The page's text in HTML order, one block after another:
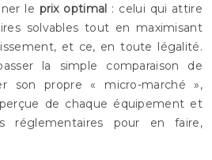
le prix optimal : celui qui attire
solvables tout en maximisant
et ce, en toute légalité.
la simple comparaison de
son propre « micro-marché »,
de chaque équipement et
réglementaires pour en faire,